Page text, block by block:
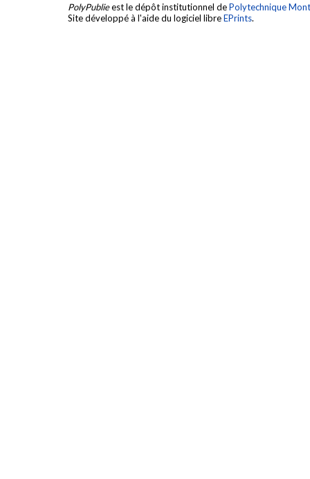
PolyPublieest le dépôt institutionnel dePolytechnique
Site développé à l'aide du logiciel libreEPrints.